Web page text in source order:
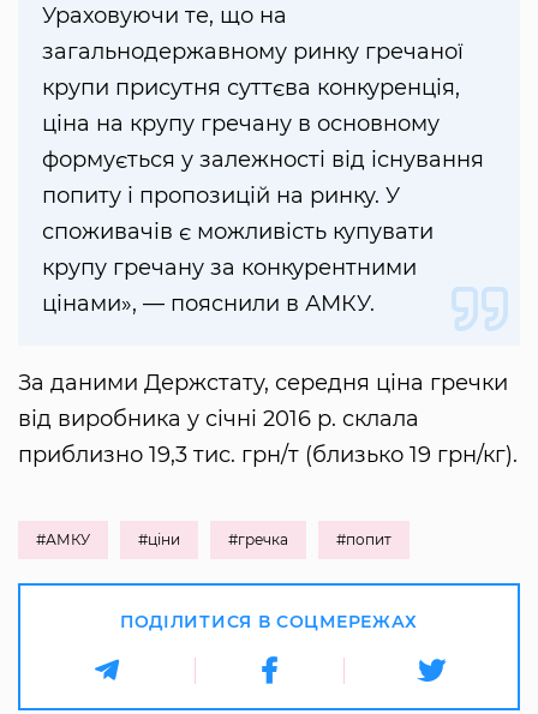
Ураховуючи те, що на
загальнодержавному ринку гречаної
крупи присутня суттєва конкуренція,
ціна на крупу гречану в основному
формується у залежності від існування
попиту і пропозицій на ринку. У
споживачів є можливість купувати
крупу гречану за конкурентними
цінами», — пояснили в АМКУ.
За даними Держстату, середня ціна гречки
від виробника у січні 2016 р. склала
приблизно 19,3 тис. грн/т (близько 19 грн/кг).
#АМКУ #ціни #гречка #попит
ПОДІЛИТИСЯ В СОЦМЕРЕЖАХ